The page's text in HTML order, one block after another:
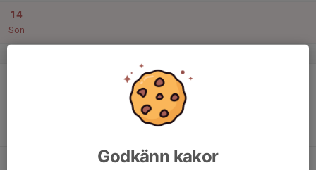
14
Sön
Vuxna från blått bälte, teknik m.m
Godkänn kakor